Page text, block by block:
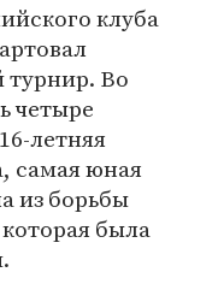
клуба
Во
четыре
летняя
самая юная
из борьбы
была